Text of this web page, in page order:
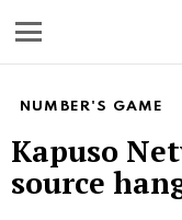
NUMBER'S GAME
Kapuso
source